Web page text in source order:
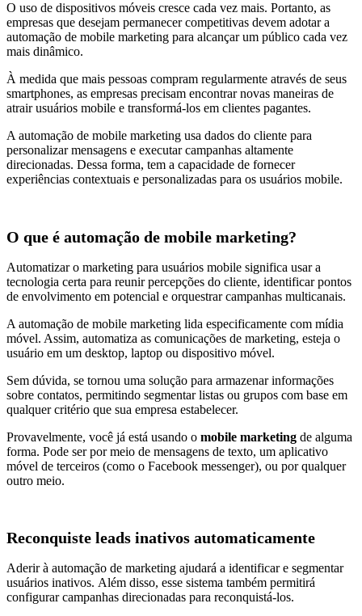
O uso de dispositivos móveis cresce cada vez mais. Portanto, as
empresas que desejam permanecer competitivas devem adotar a
automação de mobile marketing para alcançar um público cada vez
mais dinâmico.
À medida que mais pessoas compram regularmente através de seus
smartphones, as empresas precisam encontrar novas maneiras de
atrair usuários mobile e transformá-los em clientes pagantes.
A automação de mobile marketing usa dados do cliente para
personalizar mensagens e executar campanhas altamente
direcionadas. Dessa forma, tem a capacidade de fornecer
experiências contextuais e personalizadas para os usuários mobile.
O que é automação de mobile marketing?
Automatizar o marketing para usuários mobile significa usar a
tecnologia certa para reunir percepções do cliente, identificar pontos
de envolvimento em potencial e orquestrar campanhas multicanais.
A automação de mobile marketing lida especificamente com mídia
móvel. Assim, automatiza as comunicações de marketing, esteja o
usuário em um desktop, laptop ou dispositivo móvel.
Sem dúvida, se tornou uma solução para armazenar informações
sobre contatos, permitindo segmentar listas ou grupos com base em
qualquer critério que sua empresa estabelecer.
Provavelmente, você já está usando o mobile marketing de alguma
forma. Pode ser por meio de mensagens de texto, um aplicativo
móvel de terceiros (como o Facebook messenger), ou por qualquer
outro meio.
Reconquiste leads inativos automaticamente
Aderir à automação de marketing ajudará a identificar e segmentar
usuários inativos. Além disso, esse sistema também permitirá
configurar campanhas direcionadas para reconquistá-los.